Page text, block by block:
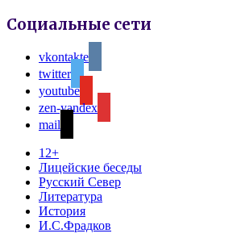
Социальные сети
vkontakte
twitter
youtube
zen-yandex
mail
12+
Лицейские беседы
Русский Север
Литература
История
И.С.Фрадков